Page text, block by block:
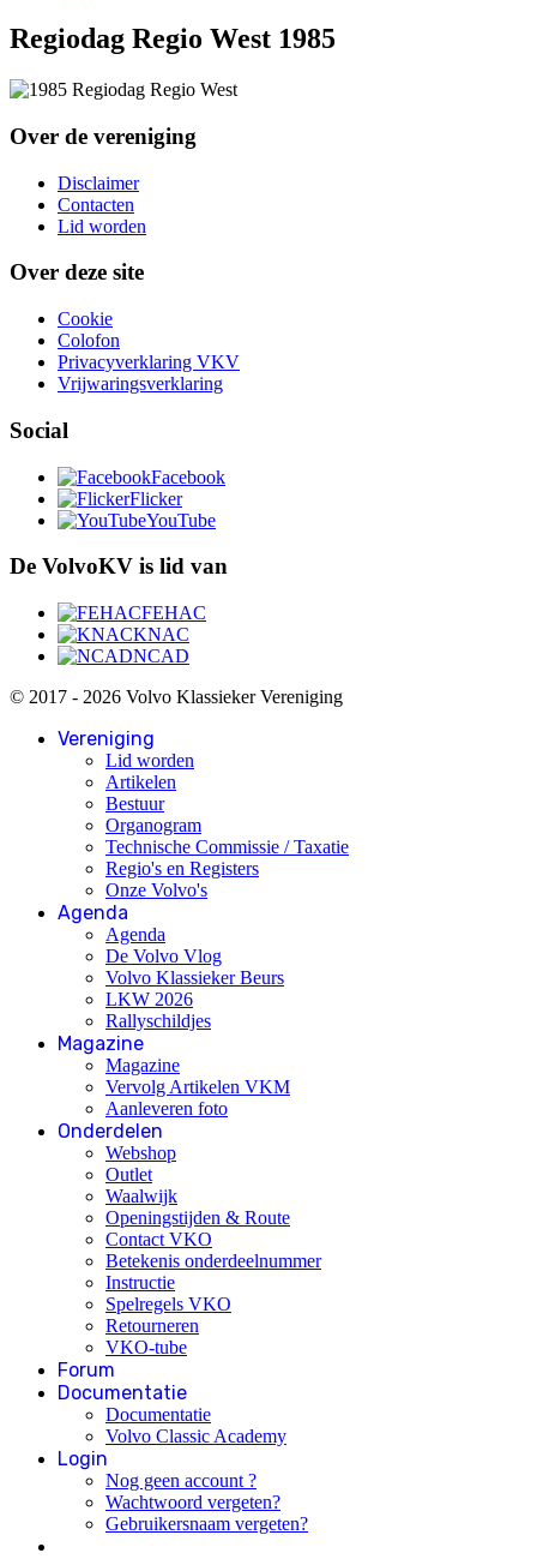
Regiodag Regio West 1985
Over de vereniging
Disclaimer
Contacten
Lid worden
Over deze site
Cookie
Colofon
Privacyverklaring VKV
Vrijwaringsverklaring
Social
Facebook
Flicker
YouTube
De VolvoKV is lid van
FEHAC
KNAC
NCAD
© 2017 - 2026 Volvo Klassieker Vereniging
Vereniging
Lid worden
Artikelen
Bestuur
Organogram
Technische Commissie / Taxatie
Regio's en Registers
Onze Volvo's
Agenda
Agenda
De Volvo Vlog
Volvo Klassieker Beurs
LKW 2026
Rallyschildjes
Magazine
Magazine
Vervolg Artikelen VKM
Aanleveren foto
Onderdelen
Webshop
Outlet
Waalwijk
Openingstijden & Route
Contact VKO
Betekenis onderdeelnummer
Instructie
Spelregels VKO
Retourneren
VKO-tube
Forum
Documentatie
Documentatie
Volvo Classic Academy
Login
Nog geen account ?
Wachtwoord vergeten?
Gebruikersnaam vergeten?